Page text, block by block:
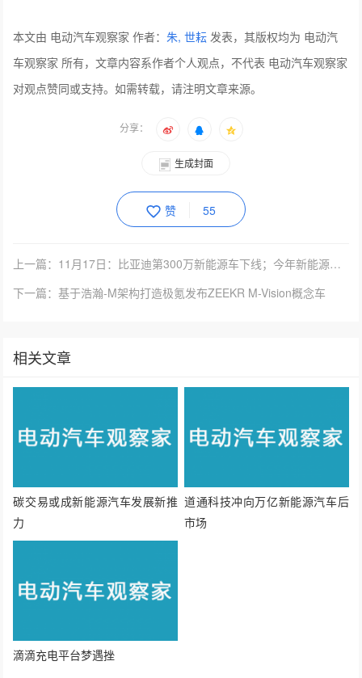
本文由 电动汽车观察家 作者：朱, 世耘 发表，其版权均为 电动汽
车观察家 所有，文章内容系作者个人观点，不代表 电动汽车观察家
对观点赞同或支持。如需转载，请注明文章来源。
分享：
生成封面
赞 55
上一篇：11月17日：比亚迪第300万新能源车下线；今年新能源免征车购税累计达686.2亿元 | 电观资讯
下一篇：基于浩瀚-M架构打造极氪发布ZEEKR M-Vision概念车
相关文章
碳交易或成新能源汽车发展新推
力
道通科技冲向万亿新能源汽车后
市场
滴滴充电平台梦遇挫